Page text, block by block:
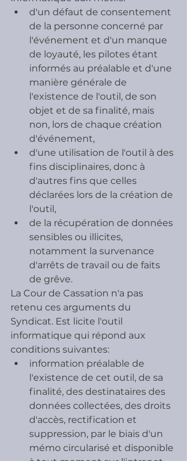
d'un défaut de consentement
de la personne concerné par
l'événement et d'un manque
de loyauté, les pilotes étant
informés au préalable et d'une
manière générale de
l'existence de l'outil, de son
objet et de sa finalité, mais
non, lors de chaque création
d'événement,
d'une utilisation de l'outil à des
fins disciplinaires, donc à
d'autres fins que celles
déclarées lors de la création de
l'outil,
de la récupération de données
sensibles ou illicites,
notamment la survenance
d'arrêts de travail ou de faits
de grêve.
La Cour de Cassation n'a pas
retenu ces arguments du
Syndicat. Est licite l'outil
informatique qui répond aux
conditions suivantes:
information préalable de
l'existence de cet outil, de sa
finalité, des destinataires des
données collectées, des droits
d'accès, rectification et
suppression, par le biais d'un
mémo circularisé et disponible